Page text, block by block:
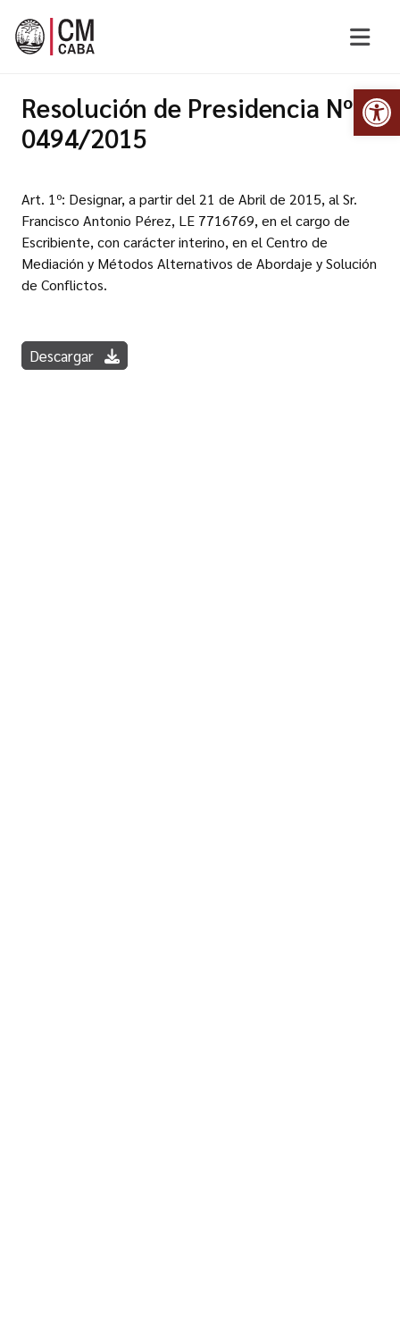
Resolución de Presidencia Nº
0494/2015
Art. 1º: Designar, a partir del 21 de Abril de 2015, al Sr.
Francisco Antonio Pérez, LE 7716769, en el cargo de
Escribiente, con carácter interino, en el Centro de
Mediación y Métodos Alternativos de Abordaje y Solución
de Conflictos.
Descargar